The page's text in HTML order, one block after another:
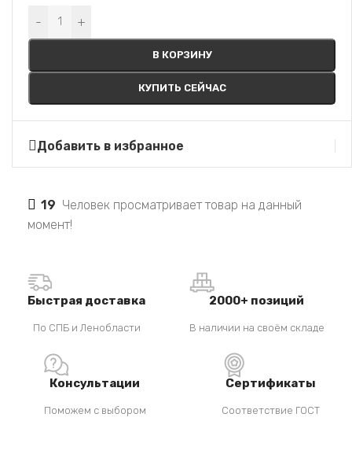
- +
В КОРЗИНУ
КУПИТЬ СЕЙЧАС
Alternative:
Добавить в избранное
19 Человек просматривает товар на данный
момент!
Быстрая доставка
По СПБ и Ленобласти
2000+ позиций
В наличии на своём складе
Консультации
Поможем с выбором
Сертификаты
Соответствие ГОСТ